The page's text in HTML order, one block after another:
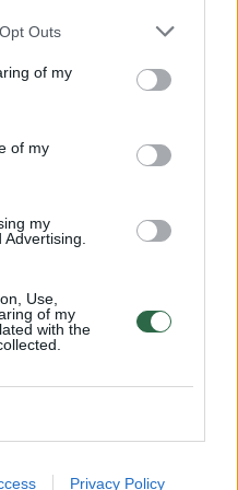
Outs
of my
of my
my
Use,
of my
with the
Privacy Policy
00:15:54
įsitvirtinti
00:00:57
užbaigsime darbo